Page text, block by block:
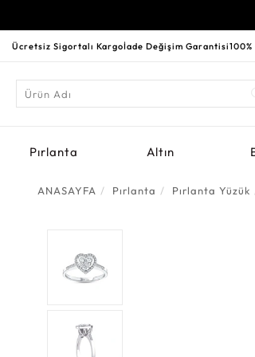
Ücretsiz Sigortalı Kargoİade Değişim Garantisi
Pırlanta Altın
ANASAYFA Pırlanta Pırlanta Yüzük